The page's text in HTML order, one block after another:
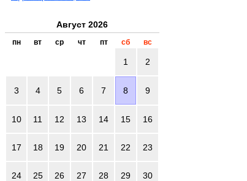
Август 2026
пн вт ср чт пт сб вс
1 2
3 4 5 6 7 8 9
10 11 12 13 14 15 16
17 18 19 20 21 22 23
24 25 26 27 28 29 30